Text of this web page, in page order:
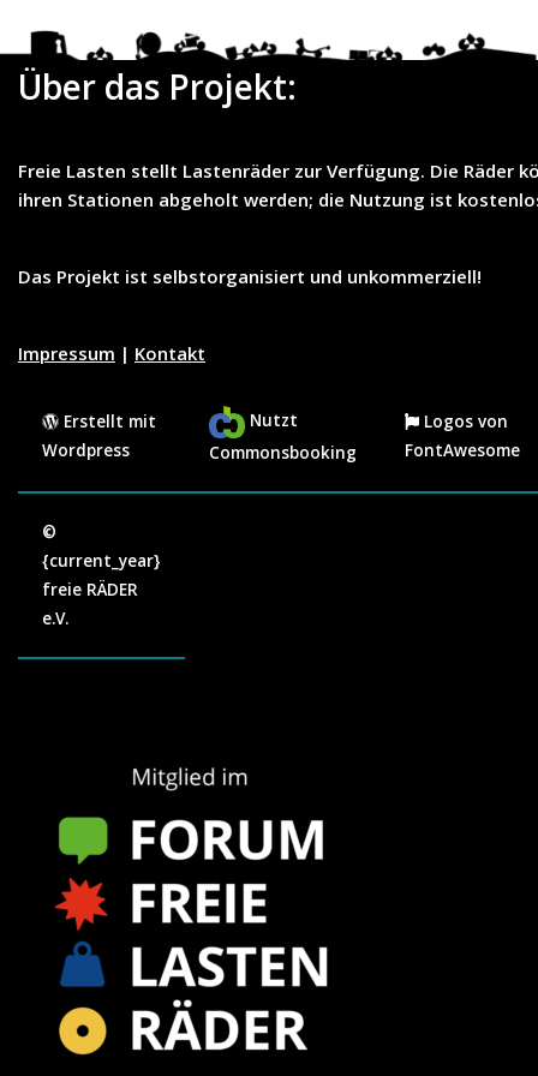
Über das Projekt:
Freie Lasten stellt Lastenräder zur Verfügung. Die Räder
ihren Stationen abgeholt werden; die Nutzung ist
Das Projekt ist selbstorganisiert und unkommerziell!
Impressum | Kontakt
Erstellt mit
Wordpress
Nutzt
Commonsbooking
Logos von
FontAwesome
©
{current_year}
freie RÄDER
e.V.